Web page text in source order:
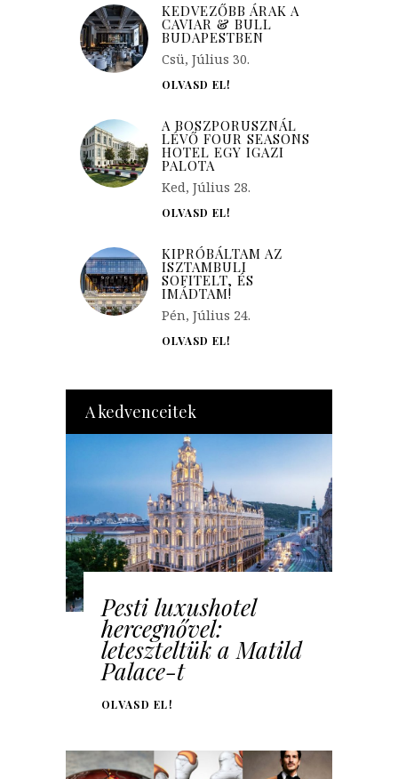
KEDVEZŐBB ÁRAK A
CAVIAR & BULL
BUDAPESTBEN
Csü, Július 30.
OLVASD EL!
A BOSZPORUSZNÁL
LÉVŐ FOUR SEASONS
HOTEL EGY IGAZI
PALOTA
Ked, Július 28.
OLVASD EL!
KIPRÓBÁLTAM AZ
ISZTAMBULI
SOFITELT, ÉS
IMÁDTAM!
Pén, Július 24.
OLVASD EL!
A kedvenceitek
Pesti luxushotel
hercegnővel:
leteszteltük a Matild
Palace-t
OLVASD EL!